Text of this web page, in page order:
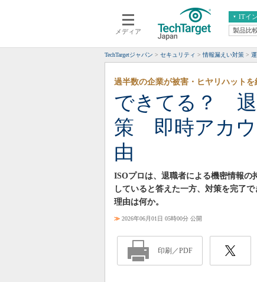
メディア
ITイ
クラウド
スマートモバイル
ネットワーク
システム運用管理
エンタープラ
ERP
CX
情報系システ
製品比
TechTargetジャパン セキュリティ 情報漏えい対策
できてる？ 退
策 即時アカウ
由
過半数の企業が被害・ヒヤリハットを
ISOプロは、退職者による機密情報の
していると答えた一方、対策を完了
理由は何か。
≫ 2026年06月01日 05時00分 公開
印刷／PDF